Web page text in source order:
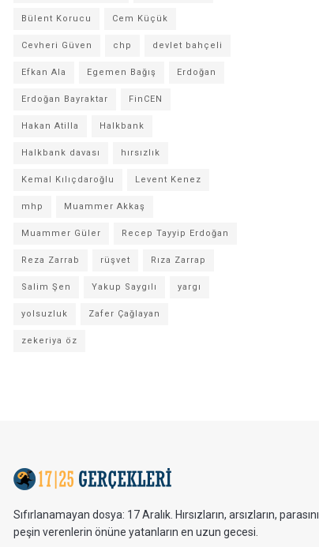
Bülent Korucu Cem Küçük
Cevheri Güven chp devlet bahçeli
Efkan Ala Egemen Bağış Erdoğan
Erdoğan Bayraktar FinCEN
Hakan Atilla Halkbank
Halkbank davası hırsızlık
Kemal Kılıçdaroğlu Levent Kenez
mhp Muammer Akkaş
Muammer Güler Recep Tayyip Erdoğan
Reza Zarrab rüşvet Rıza Zarrap
Salim Şen Yakup Saygılı yargı
yolsuzluk Zafer Çağlayan
zekeriya öz
Sıfırlanamayan dosya: 17 Aralık. Hırsızların, arsızların, parasını
peşin verenlerin önüne yatanların en uzun gecesi.